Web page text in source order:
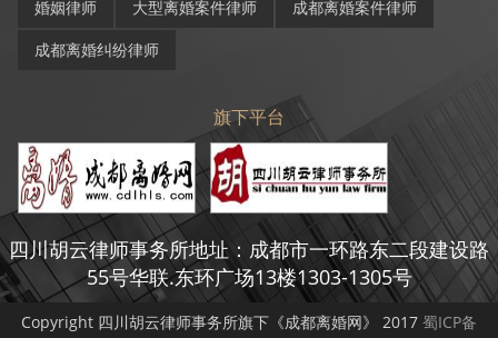
婚姻律师
大型离婚案件律师
成都离婚案件律师
成都离婚纠纷律师
旗下平台
四川胡云律师事务所地址：成都市一环路东二段建设路
55号华联.东环广场13楼1303-1305号
Copyright 四川胡云律师事务所旗下《成都离婚网》 2017 蜀ICP备